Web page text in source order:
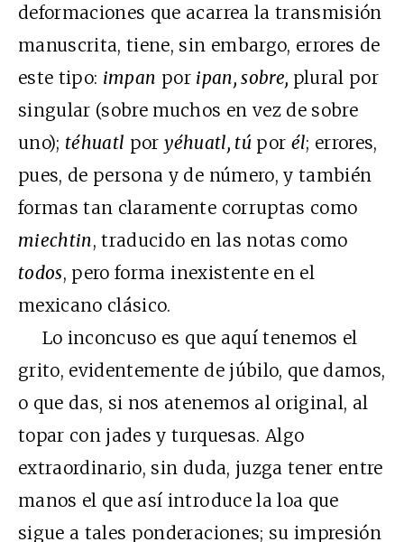
deformaciones que acarrea la transmisión
manuscrita, tiene, sin embargo, errores de
este tipo: impan por ipan, sobre, plural por
singular (sobre muchos en vez de sobre
uno); téhuatl poryéhuatl, túpor él; errores,
pues, de persona y de número, y también
formas tan claramente corruptas como
miechtin, traducido en las notas como
todos, pero forma inexistente en el
mexicano clásico.
Lo inconcuso es que aquí tenemos el
grito, evidentemente de júbilo, que damos,
o que das, si nos atenemos al original, al
topar con jades y turquesas. Algo
extraordinario, sin duda, juzga tener entre
manos el que así introduce la loa que
sigue a tales ponderaciones; su impresión